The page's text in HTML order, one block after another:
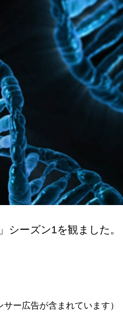
」シーズン1を観ました。
ー広告が含まれています）